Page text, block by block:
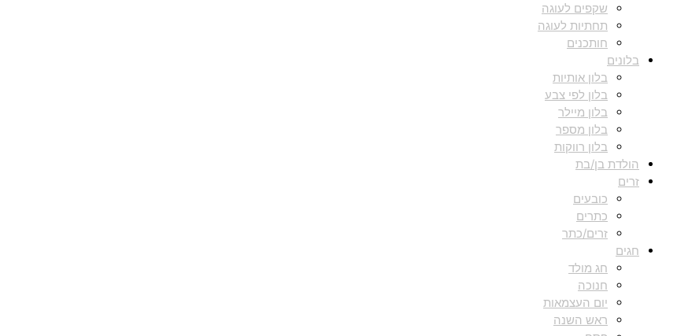
שקפים לעוגה
תחתיות לעוגה
חותכנים
בלונים
בלון אותיות
בלון לפי צבע
בלון מיילר
בלון מספר
בלון רווקות
הולדת בן/בת
זרים
כובעים
כתרים
זרים/כתר
חגים
חג מולד
חנוכה
יום העצמאות
ראש השנה